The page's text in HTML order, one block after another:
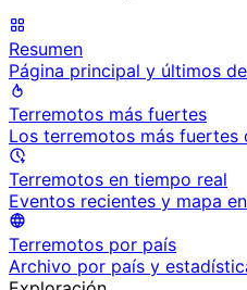
Resumen
Página principal y últimos
Terremotos más fuertes
Los terremotos más fuertes
Terremotos en tiempo real
Eventos recientes y mapa
Terremotos por país
Archivo por país y